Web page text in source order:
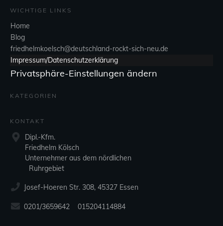
WICHTIGE LINKS
Home
Blog
friedhelmkoelsch@deutschland-rockt-sich-neu.de
Impressum/Datenschutzerklärung
Privatsphäre-Einstellungen ändern
KATEGORIEN
KONTAKT
Dipl.-Kfm.
Friedhelm Kölsch
Unternehmer aus dem nördlichen
Ruhrgebiet
Josef-Hoeren Str. 308, 45327 Essen
0201/3659642 015204114884